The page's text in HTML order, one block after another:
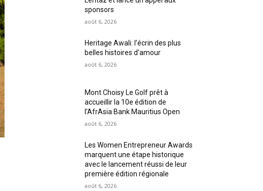
sponsors
août 6, 2026
Heritage Awali: l’écrin des plus
belles histoires d’amour
août 6, 2026
Mont Choisy Le Golf prêt à
accueillir la 10e édition de
l’AfrAsia Bank Mauritius Open
août 6, 2026
Les Women Entrepreneur Awards
marquent une étape historique
avec le lancement réussi de leur
première édition régionale
août 6, 2026